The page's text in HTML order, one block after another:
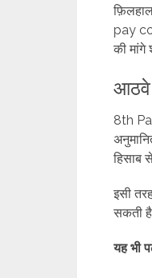
pay
की मांगे
आठवे
8th
हिसाब
इसी
सकती
यह भी